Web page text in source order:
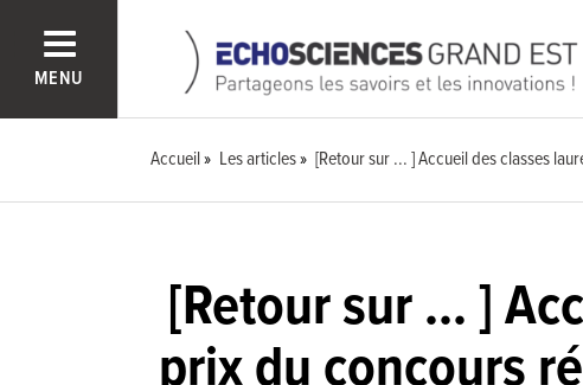
MENU
Accueil Les articles [Retour sur ... ] Accueil des classes
[Retour sur ... ]